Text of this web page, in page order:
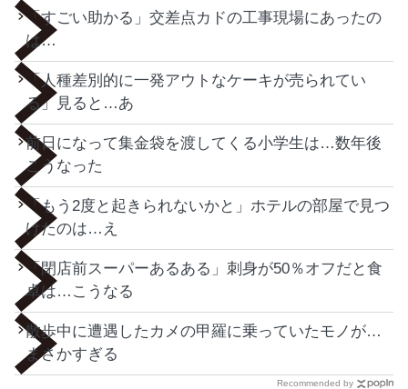
「すごい助かる」交差点カドの工事現場にあったの
は…
「人種差別的に一発アウトなケーキが売られてい
る」見ると…あ
前日になって集金袋を渡してくる小学生は…数年後
こうなった
「もう2度と起きられないかと」ホテルの部屋で見つ
けたのは…え
「閉店前スーパーあるある」刺身が50％オフだと食
卓は…こうなる
散歩中に遭遇したカメの甲羅に乗っていたモノが…
まさかすぎる
Recommended by